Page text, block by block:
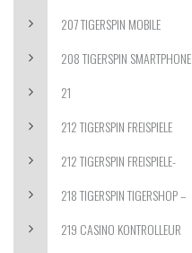
207 TIGERSPIN MOBILE
208 TIGERSPIN SMARTPHONE
21
212 TIGERSPIN FREISPIELE
212 TIGERSPIN FREISPIELE-
218 TIGERSPIN TIGERSHOP –
219 CASINO KONTROLLEUR